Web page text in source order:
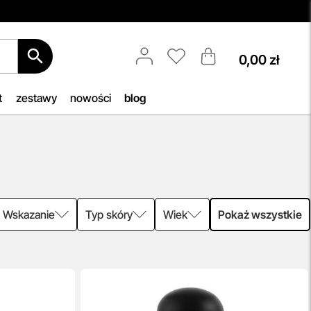
Darmowa Dostawa i Zwrot
błyskawicznej i efektywnej realizacji
zamówień w naszym sklepie. Dzięki
ciągu zaledwie24 godzinod
momentu złożenia.
przeczytaj więcej
0,00 zł
zestawy nowości blog
Wskazanie Typ skóry Wiek Pokaż wszystkie